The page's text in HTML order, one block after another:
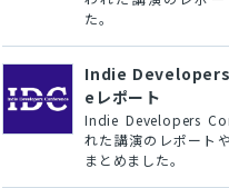
た。
Indie
eレポート
Indie Developers
れた講演のレポート
まとめました。